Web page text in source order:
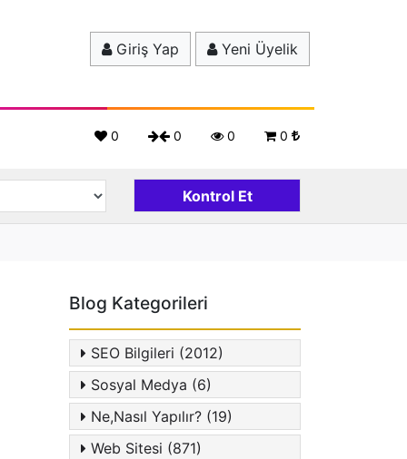
Giriş Yap Yeni Üyelik
0
0
0
0
Blog Kategorileri
SEO Bilgileri (2012)
Sosyal Medya (6)
Ne,Nasıl Yapılır? (19)
Web Sitesi (871)